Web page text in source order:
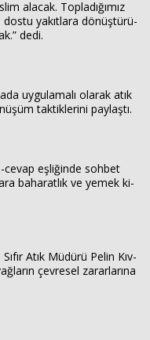
ala­cak. Top­la­dı­ğı­mız
dostu ya­kıt­la­ra dö­nüş­tü­rü­
dedi.
uy­gu­la­ma­lı ola­rak atık
tak­tik­le­ri­ni pay­laş­tı.
ce­vap eş­li­ğin­de soh­bet
ba­ha­rat­lık ve yemek ki­
Atık Mü­dü­rü Pelin Kıv­
çev­re­sel za­rar­la­rı­na